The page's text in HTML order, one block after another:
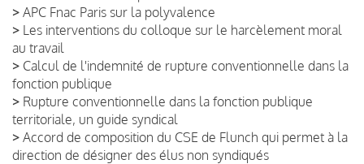
> APC Fnac Paris sur la polyvalence
> Les interventions du colloque sur le harcèlement moral
au travail
> Calcul de l'indemnité de rupture conventionnelle dans la
fonction publique
> Rupture conventionnelle dans la fonction publique
territoriale, un guide syndical
> Accord de composition du CSE de Flunch qui permet à la
direction de désigner des élus non syndiqués